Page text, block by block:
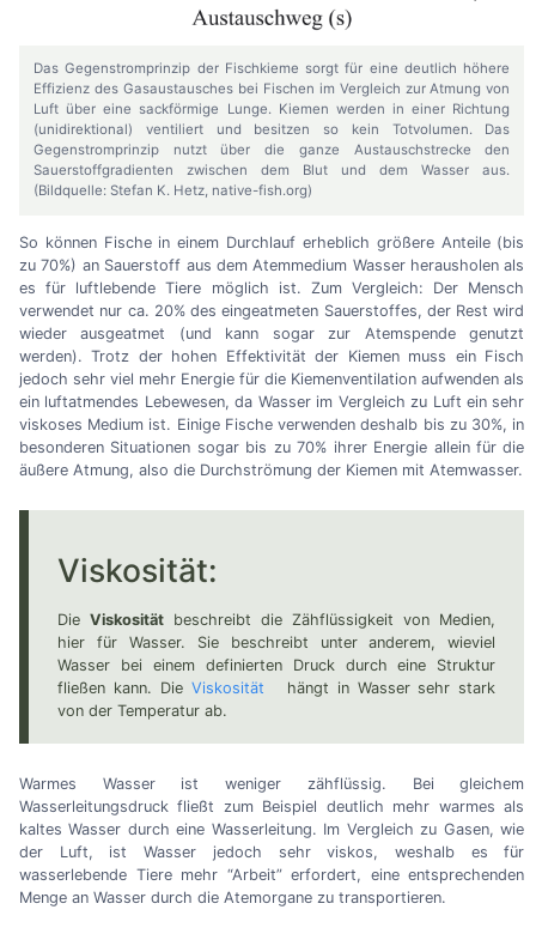
Das Gegenstromprinzip der Fischkieme sorgt für eine deutlich höhere
Effizienz des Gasaustausches bei Fischen im Vergleich zur Atmung von
Luft über eine sackförmige Lunge. Kiemen werden in einer Richtung
(unidirektional) ventiliert und besitzen so kein Totvolumen. Das
Gegenstromprinzip nutzt über die ganze Austauschstrecke den
Sauerstoffgradienten zwischen dem Blut und dem Wasser aus.
(Bildquelle: Stefan K. Hetz, native-fish.org)
So können Fische in einem Durchlauf erheblich größere Anteile (bis
zu 70%) an Sauerstoff aus dem Atemmedium Wasser herausholen als
es für luftlebende Tiere möglich ist. Zum Vergleich: Der Mensch
verwendet nur ca. 20% des eingeatmeten Sauerstoffes, der Rest wird
wieder ausgeatmet (und kann sogar zur Atemspende genutzt
werden). Trotz der hohen Effektivität der Kiemen muss ein Fisch
jedoch sehr viel mehr Energie für die Kiemenventilation aufwenden als
ein luftatmendes Lebewesen, da Wasser im Vergleich zu Luft ein sehr
viskoses Medium ist. Einige Fische verwenden deshalb bis zu 30%, in
besonderen Situationen sogar bis zu 70% ihrer Energie allein für die
äußere Atmung, also die Durchströmung der Kiemen mit Atemwasser.
Viskosität:
DieViskosität beschreibt die Zähflüssigkeit von Medien,
hier für Wasser. Sie beschreibt unter anderem, wieviel
Wasser bei einem definierten Druck durch eine Struktur
fließen kann. Die Viskosität
hängt in Wasser sehr stark
von der Temperatur ab.
Warmes Wasser ist weniger zähflüssig. Bei gleichem
Wasserleitungsdruck fließt zum Beispiel deutlich mehr warmes als
kaltes Wasser durch eine Wasserleitung. Im Vergleich zu Gasen, wie
der Luft, ist Wasser jedoch sehr viskos, weshalb es für
wasserlebende Tiere mehr “Arbeit”erfordert, eine entsprechenden
Menge an Wasser durch die Atemorgane zu transportieren.